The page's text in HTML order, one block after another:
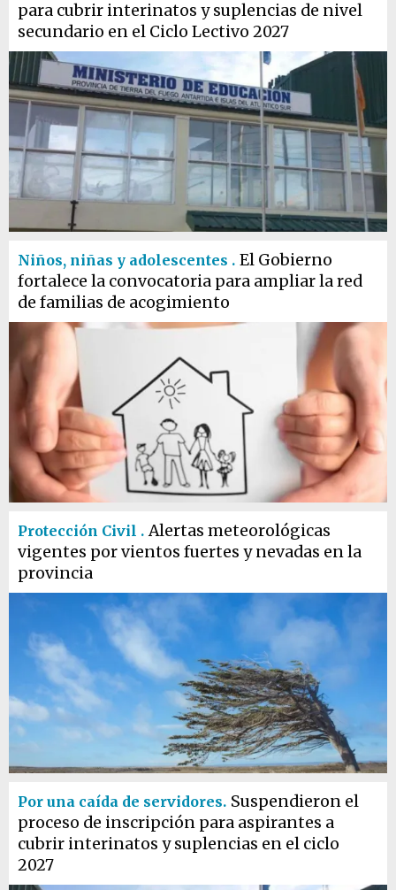
para cubrir interinatos y suplencias de nivel
secundario en el Ciclo Lectivo 2027
Niños, niñas y adolescentes . El Gobierno
fortalece la convocatoria para ampliar la red
de familias de acogimiento
Protección Civil . Alertas meteorológicas
vigentes por vientos fuertes y nevadas en la
provincia
Por una caída de servidores. Suspendieron el
proceso de inscripción para aspirantes a
cubrir interinatos y suplencias en el ciclo
2027